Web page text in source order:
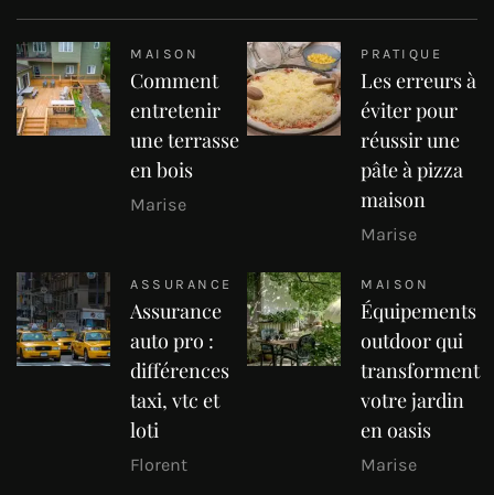
MAISON
Comment
entretenir
une terrasse
en bois
Marise
PRATIQUE
Les erreurs à
éviter pour
réussir une
pâte à pizza
maison
Marise
ASSURANCE
Assurance
auto pro :
différences
taxi, vtc et
loti
Florent
MAISON
Équipements
outdoor qui
transforment
votre jardin
en oasis
Marise